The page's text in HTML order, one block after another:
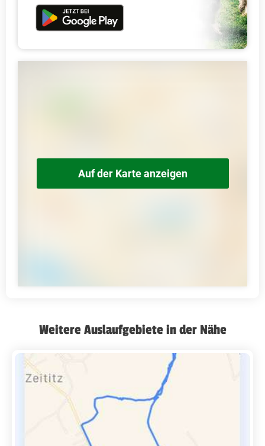
Auf der Karte anzeigen
Weitere Auslaufgebiete in der Nähe